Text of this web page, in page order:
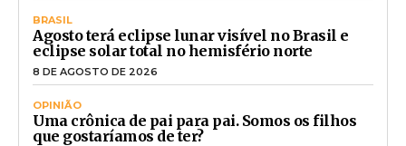
BRASIL
Agosto terá eclipse lunar visível no Brasil e
eclipse solar total no hemisfério norte
8 DE AGOSTO DE 2026
OPINIÃO
Uma crônica de pai para pai. Somos os filhos
que gostaríamos de ter?